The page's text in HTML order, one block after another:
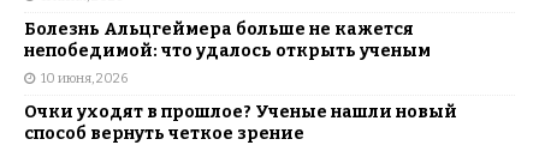
Болезнь Альцгеймера больше не кажется
непобедимой: что удалось открыть ученым
10 июня, 2026
Очки уходят в прошлое? Ученые нашли новый
способ вернуть четкое зрение